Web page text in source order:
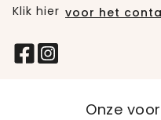
Klik hier voor het
Onze